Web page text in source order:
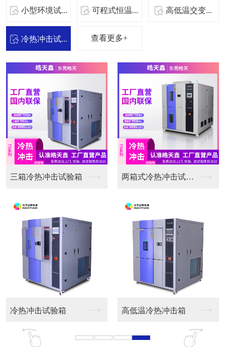
小型环境试... 可程式恒温... 高低温交变...
冷热冲击试... 查看更多+
三箱冷热冲击试验箱 两箱式冷热冲击试验箱
冷热冲击试验箱 高低温冷热冲击箱